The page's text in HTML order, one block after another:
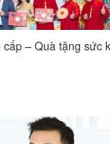
– Quà tặng sức